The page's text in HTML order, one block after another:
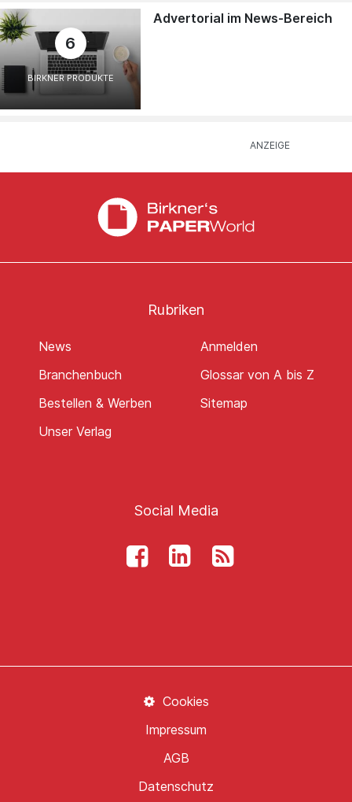
6
BIRKNER PRODUKTE
Advertorial im News-Bereich
Rubriken
News
Branchenbuch
Bestellen & Werben
Unser Verlag
Anmelden
Glossar von A bis Z
Sitemap
Social Media
Datenschutz
AGB
Impressum
Cookies